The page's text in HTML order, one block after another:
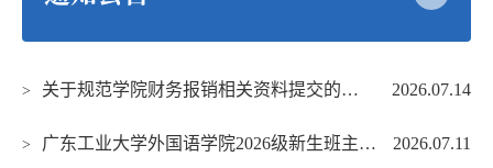
2026.07.14
> 关于规范学院财务报销相关资料提交的通知
2026.07.11
> 广东工业大学外国语学院2026级新生班主任聘任名单公示